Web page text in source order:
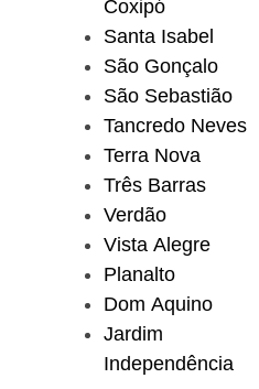
Coxipó
Santa Isabel
São Gonçalo
São Sebastião
Tancredo Neves
Terra Nova
Três Barras
Verdão
Vista Alegre
Planalto
Dom Aquino
Jardim
Independência